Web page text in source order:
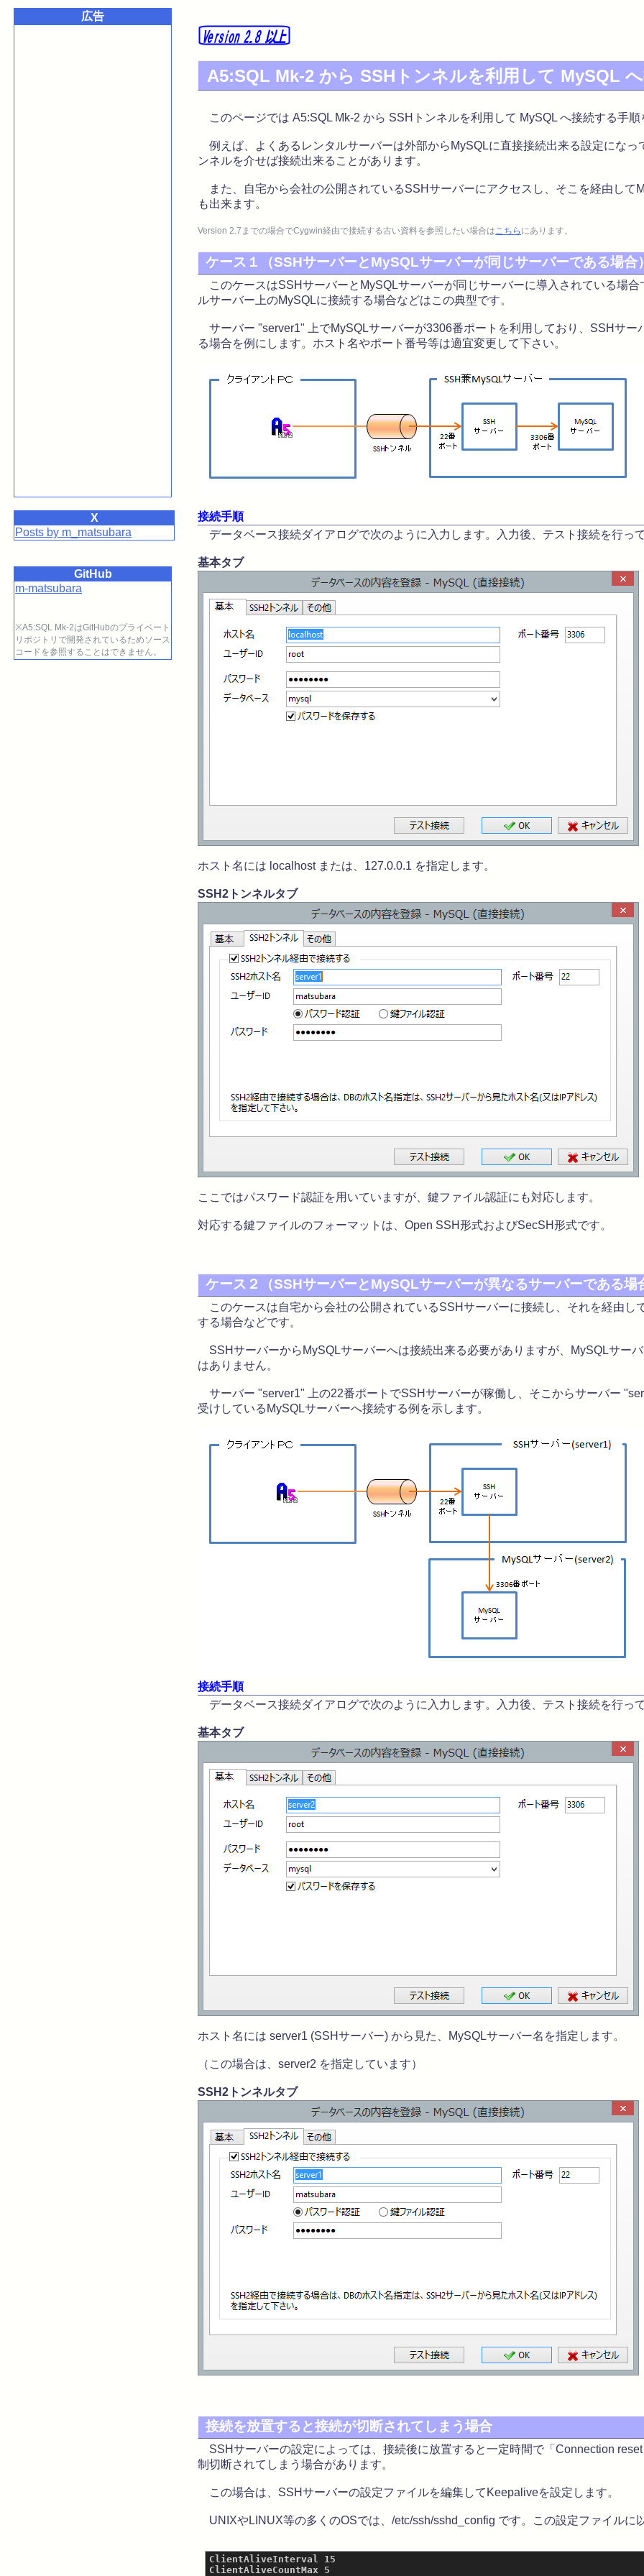
広告
X
Posts by m_matsubara
GitHub
m-matsubara
※A5:SQL Mk-2はGitHubのプライベート
リポジトリで開発されているためソース
コードを参照することはできません。
A5:SQL Mk-2 から SSHトンネルを利用して MySQL
このページでは A5:SQL Mk-2 から SSHトンネルを利用して MySQL へ接続する手順
例えば、よくあるレンタルサーバーは外部からMySQLに直接接続出来る設定になっ
ンネルを介せば接続出来ることがあります。
また、自宅から会社の公開されているSSHサーバーにアクセスし、そこを経由して
も出来ます。
Version 2.7までの場合でCygwin経由で接続する古い資料を参照したい場合はこちら にあります。
ケース１（SSHサーバーとMySQLサーバーが同じサーバーである場合
このケースはSSHサーバーとMySQLサーバーが同じサーバーに導入されている場合
ルサーバー上のMySQLに接続する場合などはこの典型です。
サーバー "server1" 上でMySQLサーバーが3306番ポートを利用しており、SSHサー
る場合を例にします。ホスト名やポート番号等は適宜変更して下さい。
接続手順
データベース接続ダイアログで次のように入力します。入力後、テスト接続を行っ
基本タブ
ホスト名には localhost または、127.0.0.1 を指定します。
SSH2トンネルタブ
ここではパスワード認証を用いていますが、鍵ファイル認証にも対応します。
対応する鍵ファイルのフォーマットは、Open SSH形式およびSecSH形式です。
ケース２（SSHサーバーとMySQLサーバーが異なるサーバーである場
このケースは自宅から会社の公開されているSSHサーバーに接続し、それを経由し
する場合などです。
SSHサーバーからMySQLサーバーへは接続出来る必要がありますが、MySQLサー
はありません。
サーバー "server1" 上の22番ポートでSSHサーバーが稼働し、そこからサーバー
受けしているMySQLサーバーへ接続する例を示します。
接続手順
データベース接続ダイアログで次のように入力します。入力後、テスト接続を行っ
基本タブ
ホスト名には server1 (SSHサーバー) から見た、MySQLサーバー名を指定します。
（この場合は、server2 を指定しています）
SSH2トンネルタブ
接続を放置すると接続が切断されてしまう場合
SSHサーバーの設定によっては、接続後に放置すると一定時間で「Connection
制切断されてしまう場合があります。
この場合は、SSHサーバーの設定ファイルを編集してKeepaliveを設定します。
UNIXやLINUX等の多くのOSでは、/etc/ssh/sshd_config です。この設定ファイルに
ClientAliveInterval 15